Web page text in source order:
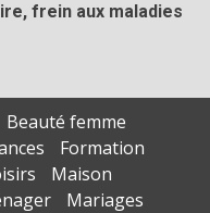
frein aux maladies
Beauté femme
Formation
Maison
Mariages